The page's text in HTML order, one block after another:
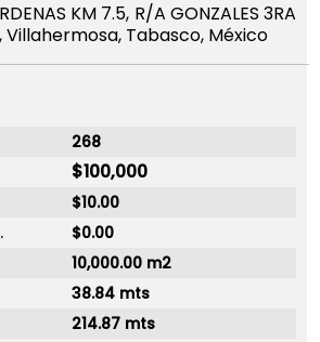
KM 7.5, R/A GONZALES 3RA
Villahermosa, Tabasco, México
268
$100,000
$10.00
$0.00
10,000.00 m2
38.84 mts
214.87 mts